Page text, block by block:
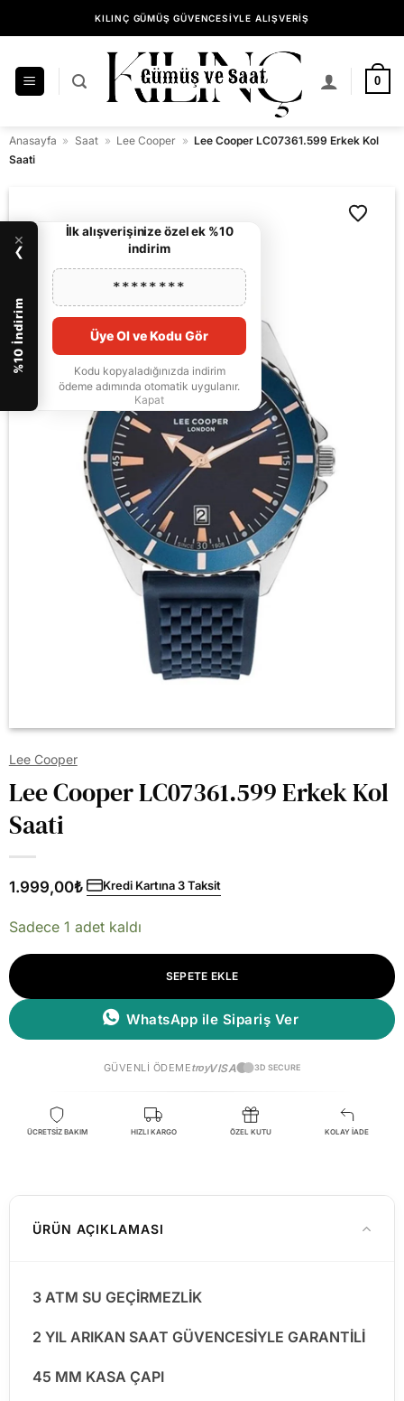
atla
KILINÇ GÜMÜŞ GÜVENCESİYLE ALIŞVERİŞ
0
Anasayfa » Saat » Lee Cooper » Lee Cooper LC07361.599 Erkek Kol
Saati
Lee Cooper
Lee Cooper LC07361.599 Erkek Kol
Saati
1.999,00₺ Kredi Kartına 3 Taksit
Sadece 1 adet kaldı
SEPETE EKLE
WhatsApp ile Sipariş Ver
GÜVENLI ÖDEMEtroyVISA 3D SECURE
ÜCRETSİZ BAKIM HIZLI KARGO ÖZEL KUTU KOLAY İADE
ÜRÜN AÇIKLAMASI
3 ATM SU GEÇİRMEZLİK
2 YIL ARIKAN SAAT GÜVENCESİYLE GARANTİLİ
45 MM KASA ÇAPI
×
❯
%10 İndirim
İlk alışverişinize özel ek %10
indirim
********
Üye Ol ve Kodu Gör
Kodu kopyaladığınızda indirim
ödeme adımında otomatik uygulanır.
Kapat